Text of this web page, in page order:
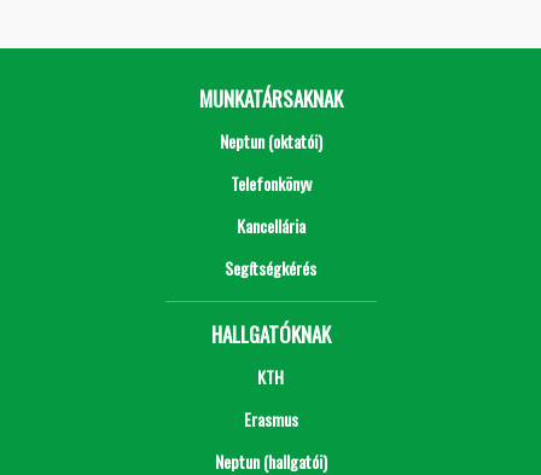
MUNKATÁRSAKNAK
Neptun (oktatói)
Telefonkönyv
Kancellária
Segítségkérés
HALLGATÓKNAK
KTH
Erasmus
Neptun (hallgatói)